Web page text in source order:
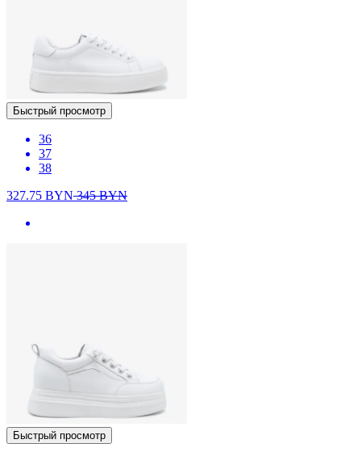
Быстрый просмотр
36
37
38
327.75 BYN345BYN
Быстрый просмотр